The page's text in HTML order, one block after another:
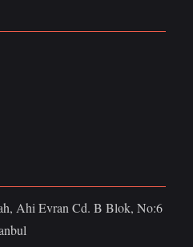
Ahi Evran Cd. B Blok, No:6